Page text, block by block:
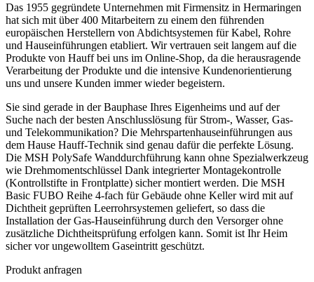
Das 1955 gegründete Unternehmen mit Firmensitz in Hermaringen
hat sich mit über 400 Mitarbeitern zu einem den führenden
europäischen Herstellern von Abdichtsystemen für Kabel, Rohre
und Hauseinführungen etabliert. Wir vertrauen seit langem auf die
Produkte von Hauff bei uns im Online-Shop, da die herausragende
Verarbeitung der Produkte und die intensive Kundenorientierung
uns und unsere Kunden immer wieder begeistern.
Sie sind gerade in der Bauphase Ihres Eigenheims und auf der
Suche nach der besten Anschlusslösung für Strom-, Wasser, Gas-
und Telekommunikation? Die Mehrspartenhauseinführungen aus
dem Hause Hauff-Technik sind genau dafür die perfekte Lösung.
Die MSH PolySafe Wanddurchführung kann ohne Spezialwerkzeug
wie Drehmomentschlüssel Dank integrierter Montagekontrolle
(Kontrollstifte in Frontplatte) sicher montiert werden. Die MSH
Basic FUBO Reihe 4-fach für Gebäude ohne Keller wird mit auf
Dichtheit geprüften Leerrohrsystemen geliefert, so dass die
Installation der Gas-Hauseinführung durch den Versorger ohne
zusätzliche Dichtheitsprüfung erfolgen kann. Somit ist Ihr Heim
sicher vor ungewolltem Gaseintritt geschützt.
Produkt anfragen